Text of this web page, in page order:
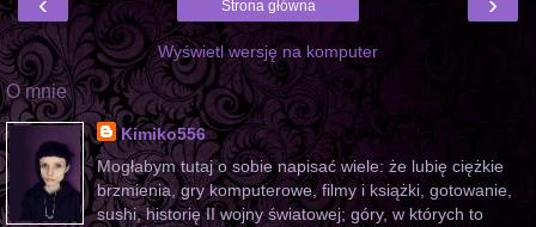
Strona główna
Wyświetl wersję na komputer
O mnie
Kimiko556
Mogłabym tutaj o sobie napisać wiele: że lubię ciężkie
brzmienia, gry komputerowe, filmy i książki, gotowanie,
sushi, historię II wojny światowej; góry, w których to